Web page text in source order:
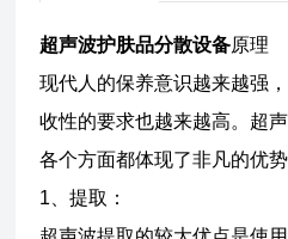
超声波护肤品分散设备原理
现代人的保养意识越来越强
收性的要求也越来越高。超
各个方面都体现了非凡的优势
1、提取：